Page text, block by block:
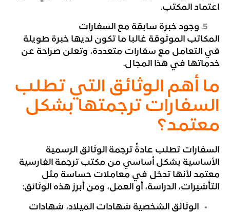
اعتماد المكتب.
وجود خبرة سابقة مع السفارات
المكاتب الموثوقة غالبا ما تكون لديها خبرة طويلة
في التعامل مع سفارات متعددة، وتعلن صراحة عن
خدماتها في هذا المجال.
ما أهم الوثائق التي تطلب
السفارات ترجمتها بشكل
معتمد؟
السفارات تطلب عادةً ترجمة الوثائق الرسمية
الأساسية بشكل أساسي من مكتب ترجمة الفارسية
معتمد لأنها تدخل في معاملات حساسة مثل
التأشيرات، الدراسة، أو العمل، ومن أبرز هذه الوثائق:
الوثائق الشخصية شهادات الميلاد، شهادات